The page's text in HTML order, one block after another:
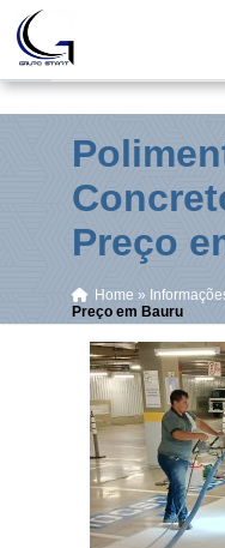
Preço
Home »
Preço em Bauru